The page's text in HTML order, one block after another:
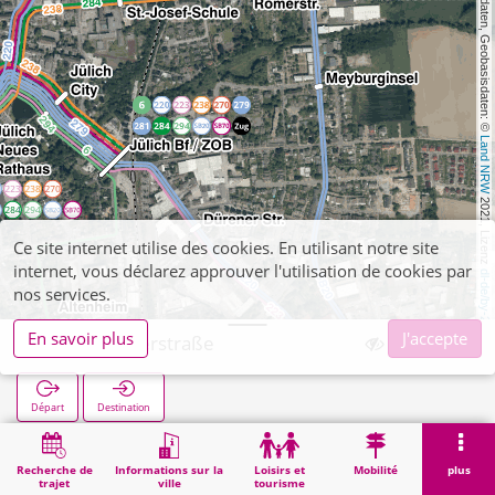
, Kartendaten, Geobasisdaten: ©
Land NRW
2021, Lizenz
dl-de/by-2-0
Recherche de
trajet
Informations sur la
ville
Loisirs et
tourisme
Mobilité plus
Jülich Römerstraße
Départ Destination
Démarrage Jülich Römerstraße
Ce site internet utilise des cookies. En utilisant notre site
internet, vous déclarez approuver l'utilisation de cookies par
nos services.
En savoir plus
J'accepte